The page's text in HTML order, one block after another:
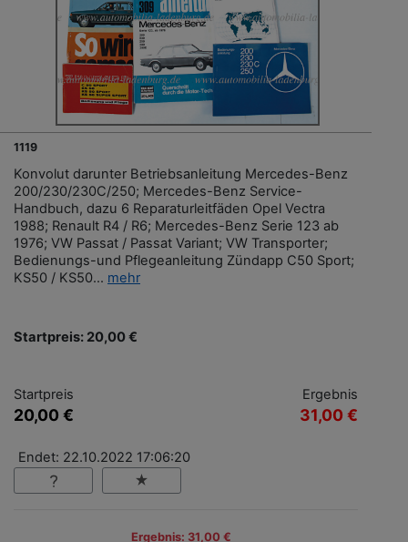
1119
Konvolut darunter Betriebsanleitung Mercedes-Benz
200/230/230C/250; Mercedes-Benz Service-
Handbuch, dazu 6 Reparaturleitfäden Opel Vectra
1988; Renault R4 / R6; Mercedes-Benz Serie 123 ab
1976; VW Passat / Passat Variant; VW Transporter;
Bedienungs-und Pflegeanleitung Zündapp C50 Sport;
KS50 / KS50... mehr
Startpreis: 20,00 €
Startpreis
20,00 €
Ergebnis
31,00 €
Endet: 22.10.2022 17:06:20
Ergebnis: 31,00 €